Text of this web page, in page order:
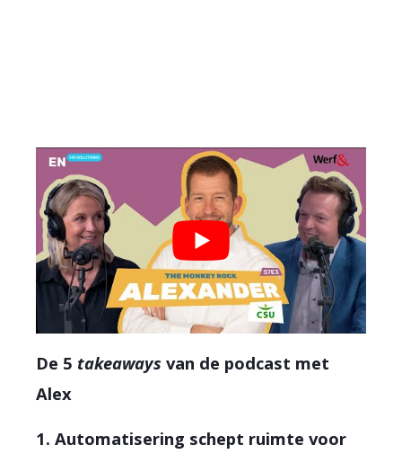
De 5 takeaways van de podcast met
Alex
1. Automatisering schept ruimte voor